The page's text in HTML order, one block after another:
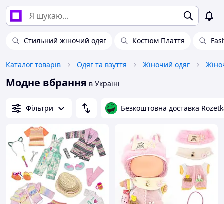
Стильний жіночий одяг Костюм Плаття
Каталог товарів Одяг та взуття Жіночий одяг
Модне вбрання в Україні
Фільтри Безкоштовна доставка